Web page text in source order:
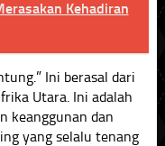
Kehadiran
Ini berasal dari
Utara. Ini adalah
keanggunan dan
yang selalu tenang